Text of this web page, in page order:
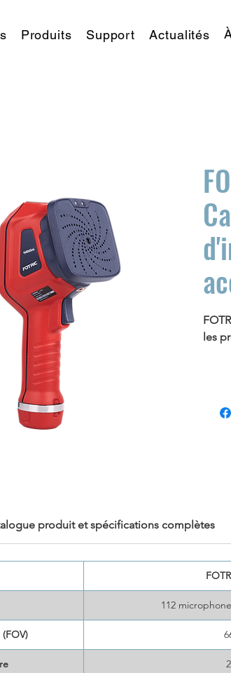
Produits Support Actualités
les
tout
de
produit et spécifications complètes
112